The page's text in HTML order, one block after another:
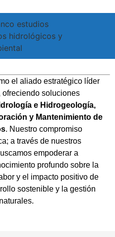
el aliado estratégico líder
soluciones
e Hidrogeología,
y Mantenimiento de
. Nuestro compromiso
a través de nuestros
empoderar a
profundo sobre la
y el impacto positivo de
sostenible y la gestión